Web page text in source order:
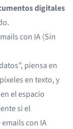
digitales
con IA (Sin
piensa en
en texto, y
el espacio
si el
con IA